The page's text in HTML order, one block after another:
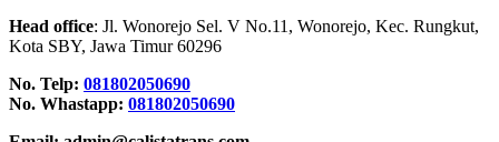
Head office: Jl. Wonorejo Sel. V No.11, Wonorejo, Kec. Rungkut,
Kota SBY, Jawa Timur 60296
No. Telp: 081802050690
No. Whastapp: 081802050690